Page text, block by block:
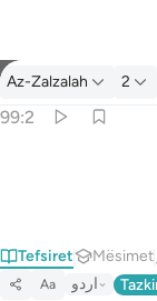
Tefsir: Az-Zalzalah
Az-Zalzalah 2
99:2
Tefsiret Mësimet
Aa اردو